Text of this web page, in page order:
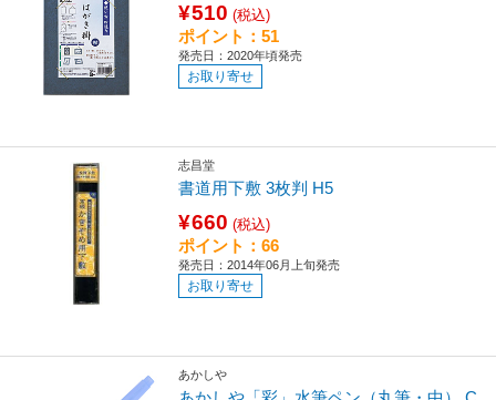
¥510 (税込)
ポイント：51
発売日：2020年頃発売
お取り寄せ
志昌堂
書道用下敷 3枚判 H5
¥660 (税込)
ポイント：66
発売日：2014年06月上旬発売
お取り寄せ
あかしや